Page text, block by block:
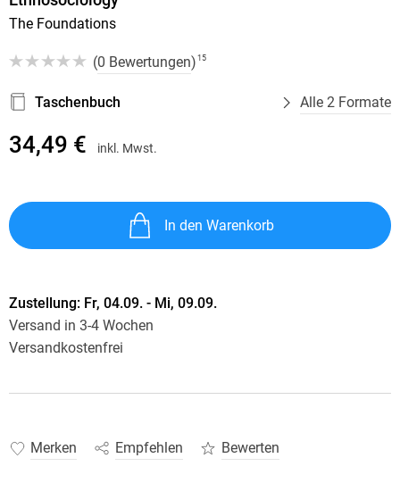
The Foundations
(0 Bewertungen) 15
Taschenbuch Alle 2 Formate
34,49 € inkl. Mwst.
In den Warenkorb
Zustellung: Fr, 04.09. - Mi, 09.09.
Versand in 3-4 Wochen
Versandkostenfrei
Merken Empfehlen Bewerten